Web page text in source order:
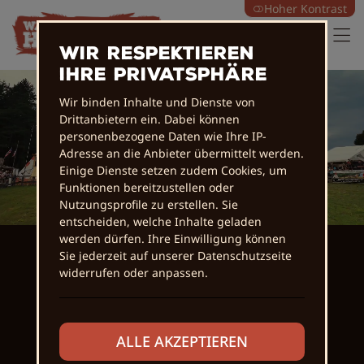
Hoher Kontrast
THE SPIRIT OF M'AMIN
Warrior &
Buffalo
Wir respektieren
Ihre Privatsphäre
Wir binden Inhalte und Dienste von
Drittanbietern ein. Dabei können
personenbezogene Daten wie Ihre IP-
Adresse an die Anbieter übermittelt werden.
Einige Dienste setzen zudem Cookies, um
Funktionen bereitzustellen oder
Nutzungsprofile zu erstellen. Sie
entscheiden, welche Inhalte geladen
werden dürfen. Ihre Einwilligung können
Sie jederzeit auf unserer Datenschutzseite
widerrufen oder anpassen.